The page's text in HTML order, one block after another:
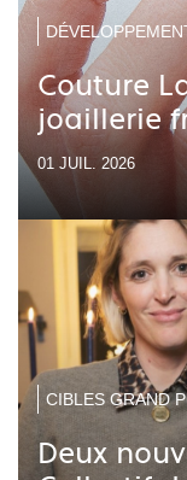
Couture
joaillerie
01 JUIL. 2026
CIBLES GRAND
Deux